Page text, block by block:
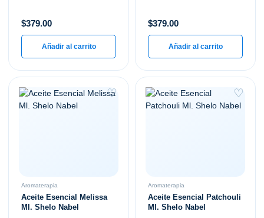
$379.00
Añadir al carrito
$379.00
Añadir al carrito
♡
Aromaterapia
Aceite Esencial Melissa
Ml. Shelo Nabel
♡
Aromaterapia
Aceite Esencial Patchouli
Ml. Shelo Nabel